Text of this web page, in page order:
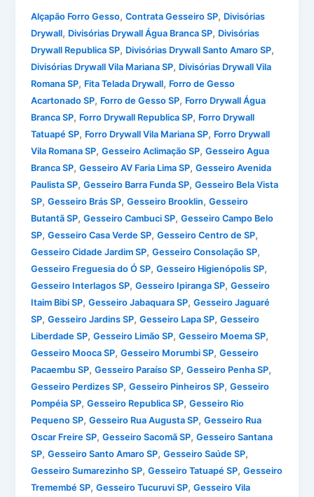
Alçapão Forro Gesso,Contrata Gesseiro SP, Divisórias
Drywall, Divisórias Drywall Água Branca SP, Divisórias
Drywall Republica SP, Divisórias Drywall Santo Amaro SP,
Divisórias Drywall Vila Mariana SP, Divisórias Drywall Vila
Romana SP, Fita Telada Drywall, Forro de Gesso
Acartonado SP, Forro de Gesso SP, Forro Drywall Água
Branca SP, Forro Drywall Republica SP, Forro Drywall
Tatuapé SP, Forro Drywall Vila Mariana SP, Forro Drywall
Vila Romana SP,Gesseiro Aclimação SP,Gesseiro Agua
Branca SP,Gesseiro AV Faria Lima SP,Gesseiro Avenida
Paulista SP,Gesseiro Barra Funda SP,Gesseiro Bela Vista
SP,Gesseiro Brás SP,Gesseiro Brooklin,Gesseiro
Butantã SP,Gesseiro Cambuci SP,Gesseiro Campo Belo
SP,Gesseiro Casa Verde SP,Gesseiro Centro de SP,
Gesseiro Cidade Jardim SP,Gesseiro Consolação SP,
Gesseiro Freguesia do Ó SP,Gesseiro Higienópolis SP,
Gesseiro Interlagos SP,Gesseiro Ipiranga SP,Gesseiro
Itaim Bibi SP,Gesseiro Jabaquara SP,Gesseiro Jaguaré
SP,Gesseiro Jardins SP,Gesseiro Lapa SP,Gesseiro
Liberdade SP,Gesseiro Limão SP,Gesseiro Moema SP,
Gesseiro Mooca SP,Gesseiro Morumbi SP,Gesseiro
Pacaembu SP,Gesseiro Paraíso SP,Gesseiro Penha SP,
Gesseiro Perdizes SP,Gesseiro Pinheiros SP,Gesseiro
Pompéia SP,Gesseiro Republica SP,Gesseiro Rio
Pequeno SP,Gesseiro Rua Augusta SP,Gesseiro Rua
Oscar Freire SP,Gesseiro Sacomã SP,Gesseiro Santana
SP,Gesseiro Santo Amaro SP,Gesseiro Saúde SP,
Gesseiro Sumarezinho SP,Gesseiro Tatuapé SP,Gesseiro
Tremembé SP,Gesseiro Tucuruvi SP,Gesseiro Vila